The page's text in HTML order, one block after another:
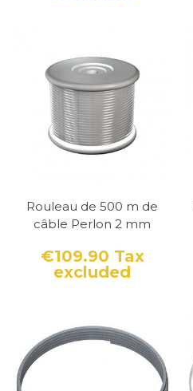
Rouleau de 500 m de
câble Perlon 2 mm
Price
€109.90 Tax
excluded